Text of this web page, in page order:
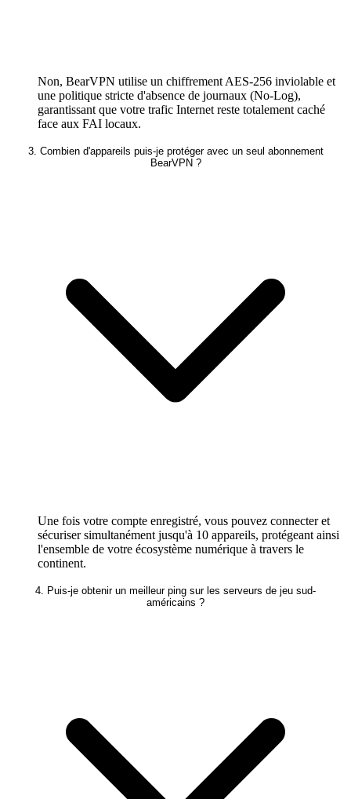
Non, BearVPN utilise un chiffrement AES-256 inviolable et
une politique stricte d'absence de journaux (No-Log),
garantissant que votre trafic Internet reste totalement caché
face aux FAI locaux.
3. Combien d'appareils puis-je protéger avec un seul abonnement
BearVPN ?
Une fois votre compte enregistré, vous pouvez connecter et
sécuriser simultanément jusqu'à 10 appareils, protégeant ainsi
l'ensemble de votre écosystème numérique à travers le
continent.
4. Puis-je obtenir un meilleur ping sur les serveurs de jeu sud-
américains ?